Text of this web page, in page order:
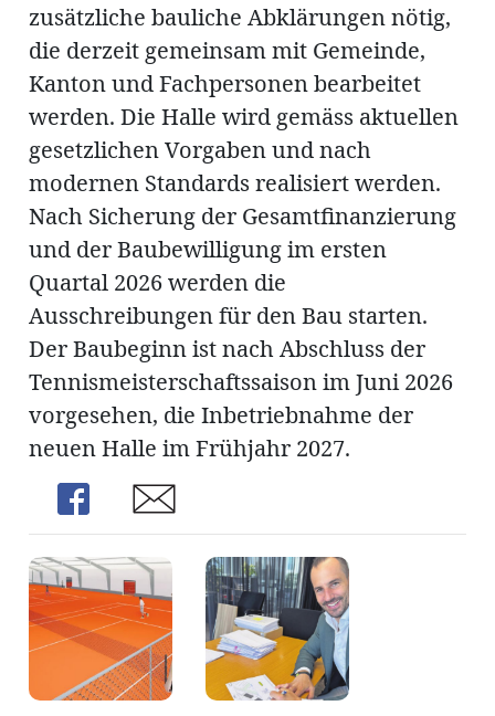
zusätzliche bauliche Abklärungen nötig,
die derzeit gemeinsam mit Gemeinde,
Kanton und Fachpersonen bearbeitet
werden. Die Halle wird gemäss aktuellen
gesetzlichen Vorgaben und nach
modernen Standards realisiert werden.
Nach Sicherung der Gesamtfinanzierung
und der Baubewilligung im ersten
Quartal 2026 werden die
Ausschreibungen für den Bau starten.
Der Baubeginn ist nach Abschluss der
Tennismeisterschaftssaison im Juni 2026
vorgesehen, die Inbetriebnahme der
neuen Halle im Frühjahr 2027.
Share
Share